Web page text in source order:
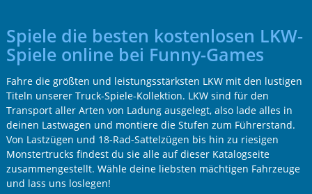
Spiele die besten kostenlosen LKW-
Spiele online bei Funny-Games
Fahre die größten und leistungsstärksten LKW mit den lustigen
Titeln unserer Truck-Spiele-Kollektion. LKW sind für den
Transport aller Arten von Ladung ausgelegt, also lade alles in
deinen Lastwagen und montiere die Stufen zum Führerstand.
Von Lastzügen und 18-Rad-Sattelzügen bis hin zu riesigen
Monstertrucks findest du sie alle auf dieser Katalogseite
zusammengestellt. Wähle deine liebsten mächtigen Fahrzeuge
und lass uns loslegen!